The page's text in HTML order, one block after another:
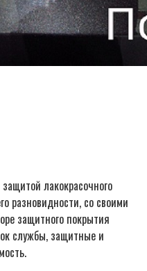
лакокрасочного
разновидности, со своими
защитного покрытия
службы, защитные и